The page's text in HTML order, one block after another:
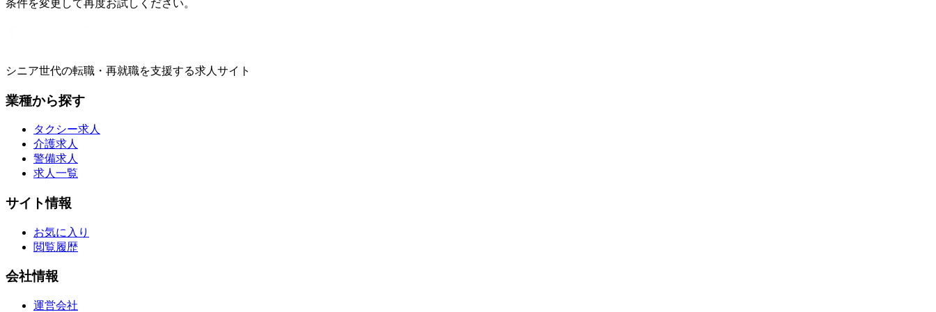
条件を変更して再度お試しください。
シニア世代の転職・再就職を支援する求人サイト
業種から探す
タクシー求人
介護求人
警備求人
求人一覧
サイト情報
お気に入り
閲覧履歴
会社情報
運営会社